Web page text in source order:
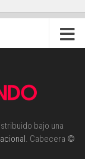
bajo una
. Cabecera ©